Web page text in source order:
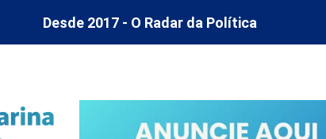
Desde 2017 - O Radar da Política